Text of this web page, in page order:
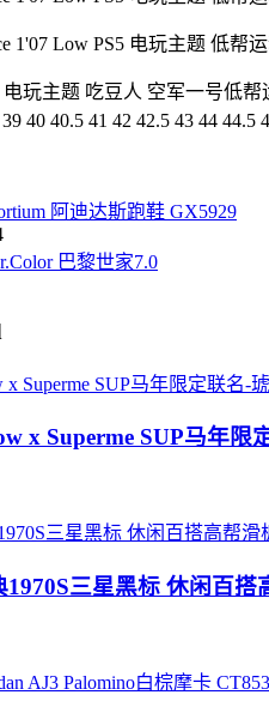
电玩主题 吃豆人 空军一号低
40 40.5 41 42 42.5 43 44 44.5
阿迪达斯跑鞋 GX5929
巴黎世家7.0
x Superme SUP马年限
1970S三星黑标 休闲百搭